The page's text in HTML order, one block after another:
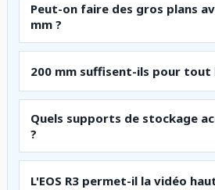
Peut-on faire des gros plans
mm ?
200 mm suffisent-ils pour tout
Quels supports de stockage
?
L'EOS R3 permet-il la vidéo